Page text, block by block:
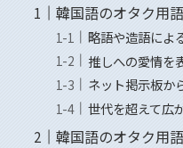
韓国語のオタク用
略語や造語によ
推しへの愛情を
ネット掲示板か
世代を超えて広
韓国語のオタク用